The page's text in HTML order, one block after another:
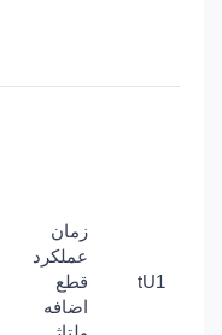
tU1
زمان
عملکرد
قطع
اضافه